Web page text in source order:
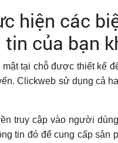
hiện các
của bạn
tại chỗ được thiết kế
Clickweb sử dụng cả
truy cập vào người
tin đó để cung cấp